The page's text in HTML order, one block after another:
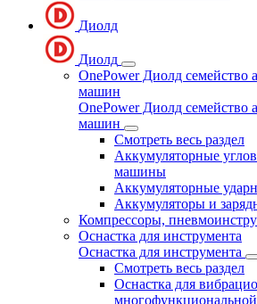
Диолд
Диолд
OnePower Диолд семейство
машин
OnePower Диолд семейство
машин
Смотреть весь раздел
Аккумуляторные
машины
Аккумуляторные
Аккумуляторы и
Компрессоры,
Оснастка для инструмента
Оснастка для инструмента
Смотреть весь раздел
Оснастка для